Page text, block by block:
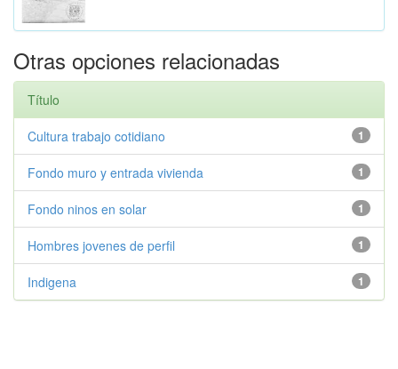
Otras opciones relacionadas
Título
1
Cultura trabajo cotidiano
1
Fondo muro y entrada vivienda
1
Fondo ninos en solar
1
Hombres jovenes de perfil
1
Indigena